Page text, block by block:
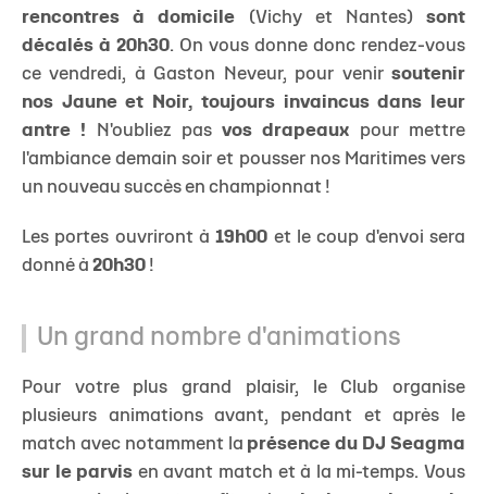
rencontres à domicile (Vichy et Nantes)sont
décalés à 20h30. On vous donne donc rendez-vous
ce vendredi, à Gaston Neveur, pour venirsoutenir
nos Jaune et Noir, toujours invaincus dans leur
antre ! N'oubliez pasvos drapeaux pour mettre
l'ambiance demain soir et pousser nos Maritimes vers
un nouveau succès en championnat !
Les portes ouvriront à19h00 et le coup d'envoi sera
donné à 20h30 !
Un grand nombre d'animations
Pour votre plus grand plaisir, le Club organise
plusieurs animations avant, pendant et après le
match avec notamment la présence du DJ Seagma
sur le parvis en avant match et à la mi-temps. Vous